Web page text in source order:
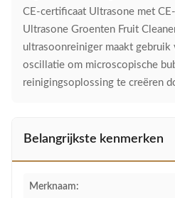
CE-certificaat Ultrasone met
Ultrasone Groenten Fruit
ultrasoonreiniger maakt gebruik
oscillatie om microscopische
reinigingsoplossing te creëren
Belangrijkste kenmerken
Merknaam: